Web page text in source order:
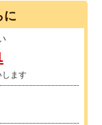
に
ます